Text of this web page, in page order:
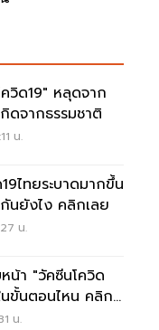
วิด19" หลุดจาก
ดจากธรรมชาติ
น.
ไทยระบาดมากขึ้น
กันยังไง คลิกเลย
น.
น้า "วัคซีนโควิด
ขั้นตอนไหน คลิก
น.